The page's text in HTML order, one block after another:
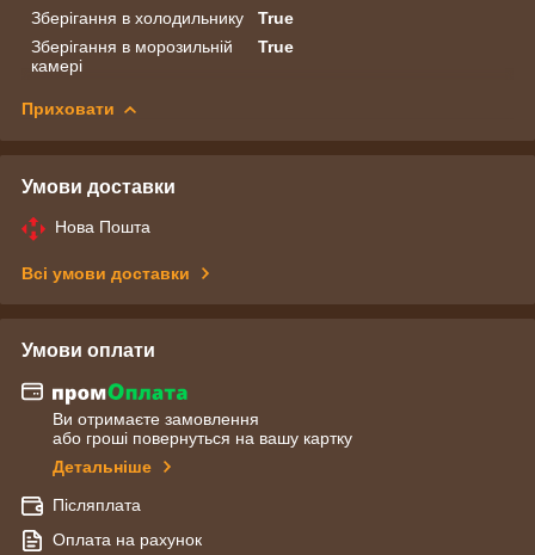
Зберігання в холодильнику
True
Зберігання в морозильній
камері
True
Приховати
Умови доставки
Нова Пошта
Всі умови доставки
Умови оплати
Ви отримаєте замовлення
або гроші повернуться на вашу картку
Детальніше
Післяплата
Оплата на рахунок